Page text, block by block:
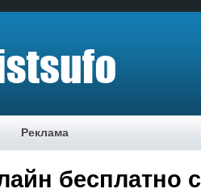
Реклама
бесплатно